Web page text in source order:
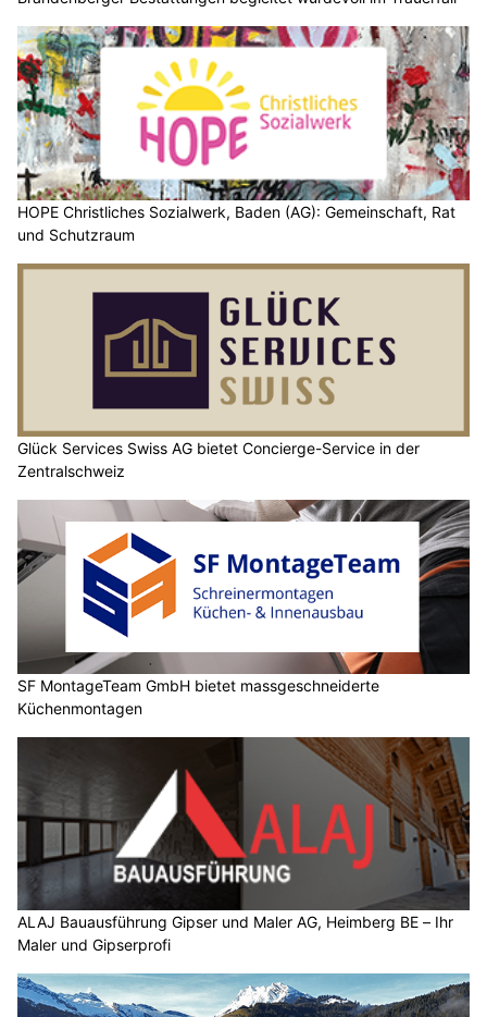
HOPE Christliches Sozialwerk, Baden (AG): Gemeinschaft, Rat
und Schutzraum
Glück Services Swiss AG bietet Concierge-Service in der
Zentralschweiz
SF MontageTeam GmbH bietet massgeschneiderte
Küchenmontagen
ALAJ Bauausführung Gipser und Maler AG, Heimberg BE – Ihr
Maler und Gipserprofi